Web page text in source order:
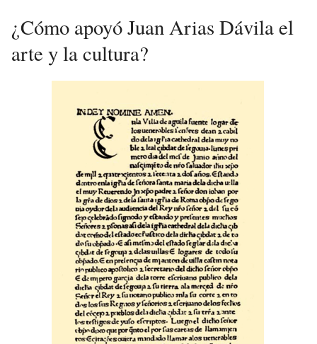
¿Cómo apoyó Juan Arias Dávila el
arte y la cultura?